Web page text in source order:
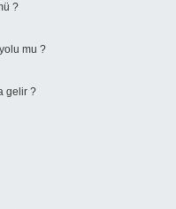
?
mu ?
gelir ?